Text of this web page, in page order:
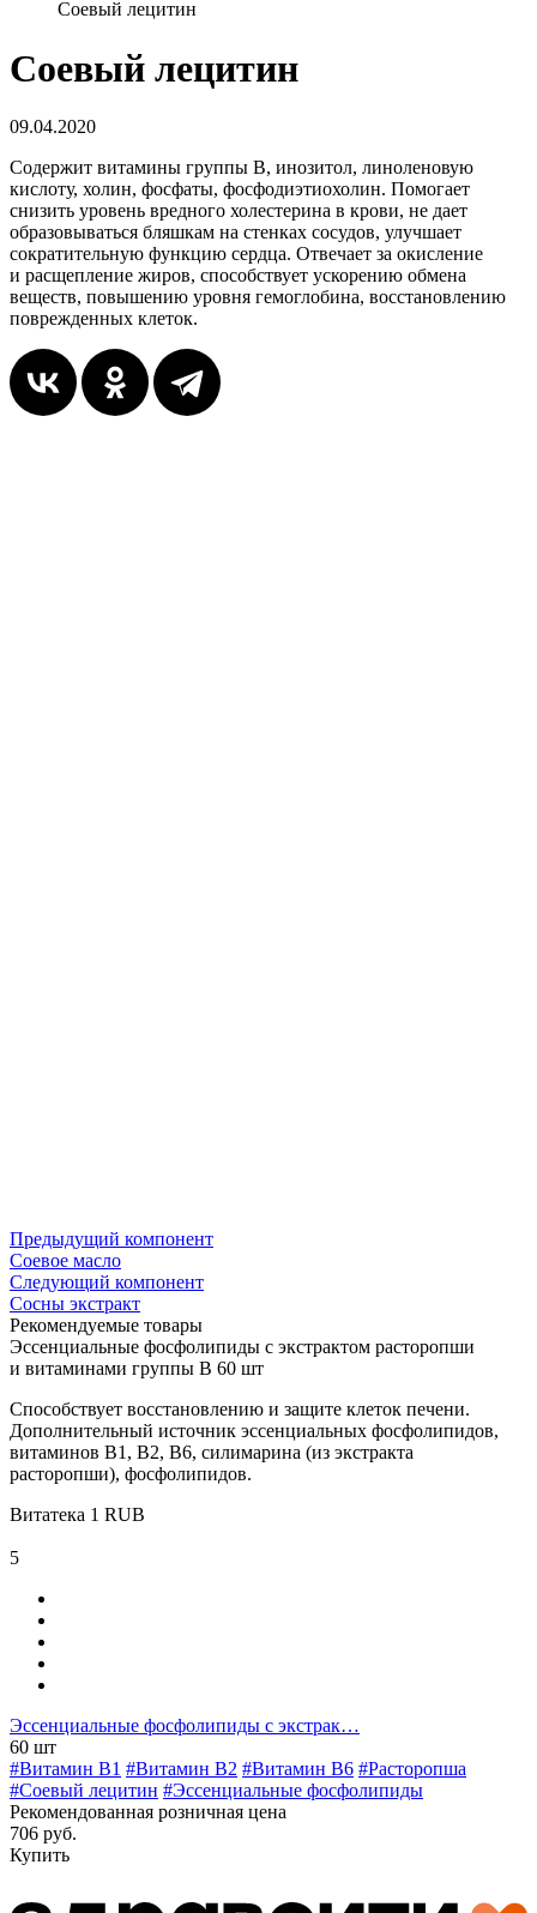
Соевый лецитин
Соевый лецитин
09.04.2020
Содержит витамины группы В, инозитол, линоленовую
кислоту, холин, фосфаты, фосфодиэтиохолин. Помогает
снизить уровень вредного холестерина в крови, не дает
образовываться бляшкам на стенках сосудов, улучшает
сократительную функцию сердца. Отвечает за окисление
и расщепление жиров, способствует ускорению обмена
веществ, повышению уровня гемоглобина, восстановлению
поврежденных клеток.
Предыдущий компонент
Соевое масло
Следующий компонент
Сосны экстракт
Рекомендуемые товары
Эссенциальные фосфолипиды с экстрактом расторопши
и витаминами группы В 60 шт
Способствует восстановлению и защите клеток печени.
Дополнительный источник эссенциальных фосфолипидов,
витаминов В1, В2, В6, силимарина (из экстракта
расторопши), фосфолипидов.
Витатека 1 RUB
5
Эссенциальные фосфолипиды с экстрак…
60 шт
#Витамин B1 #Витамин B2 #Витамин B6 #Расторопша
#Соевый лецитин #Эссенциальные фосфолипиды
Рекомендованная розничная цена
706 руб.
Купить